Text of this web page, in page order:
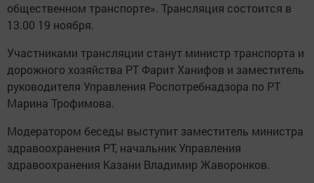
общественном транспорте». Трансляция состоится в
13.00 19 ноября.
Участниками трансляции станут министр транспорта и
дорожного хозяйства РТ Фарит Ханифов и заместитель
руководителя Управления Роспотребнадзора по РТ
Марина Трофимова.
Модератором беседы выступит заместитель министра
здравоохранения РТ, начальник Управления
здравоохранения Казани Владимир Жаворонков.